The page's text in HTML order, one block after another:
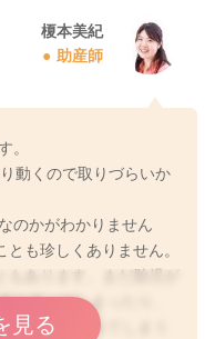
榎本美紀
助産師
。
動くので取りづらいか
のかがわかりません
も珍しくありません。
あります。まだ胎児が
を拾ってしまったり、
脈の音を拾ってしまう
見る